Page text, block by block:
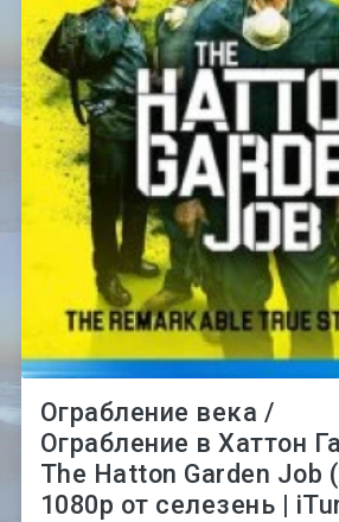
Ограбление века /
Ограбление в Хаттон
The Hatton Garden Job
1080p от селезень |